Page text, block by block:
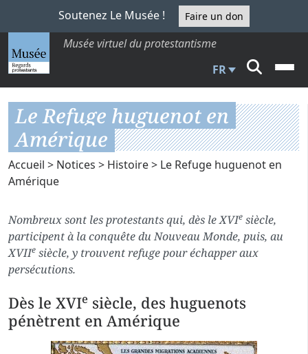
Soutenez Le Musée ! Faire un don
Musée virtuel du protestantisme
FR
Le Refuge huguenot en
Amérique
Accueil > Notices > Histoire> Le Refuge huguenot en
Amérique
Nombreux sont les protestants qui, dès le XVIe siècle,
participent à la conquête du Nouveau Monde, puis, au
XVIIe siècle, y trouvent refuge pour échapper aux
persécutions.
Dès le XVIe siècle, des huguenots
pénètrent en Amérique